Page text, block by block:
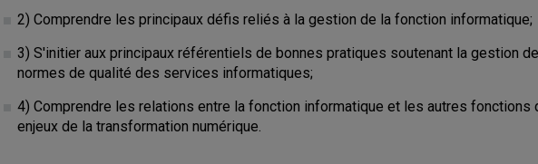
2) Comprendre les principaux défis reliés à la gestion de la fonction informatique;
3) S'initier aux principaux référentiels de bonnes pratiques soutenant la gestion
normes de qualité des services informatiques;
4) Comprendre les relations entre la fonction informatique et les autres fonctions
enjeux de la transformation numérique.